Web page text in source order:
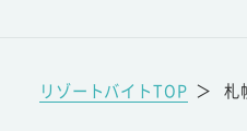
リゾートバイトTOP ＞ 札